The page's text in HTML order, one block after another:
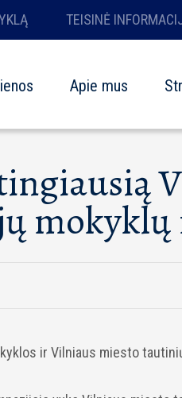
TEISINĖ
Apie mus
mokyklų
ir Vilniaus miesto